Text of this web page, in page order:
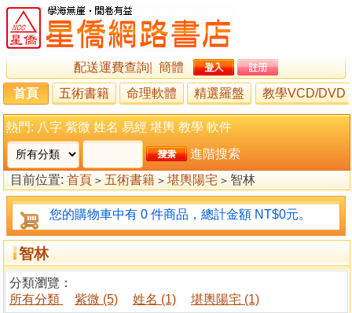
配送運費查詢
簡體
首頁
五術書籍 命理軟體 精選羅盤 教學VCD/DVD
熱門: 八字 紫微 姓名 易經 堪輿 教學 軟件
進階搜索
目前位置: 首頁 > 五術書籍 > 堪輿陽宅 > 智林
您的購物車中有 0 件商品，總計金額 NT$0元。
智林
分類瀏覽：
所有分類
紫微 (5) 姓名 (1) 堪輿陽宅 (1)